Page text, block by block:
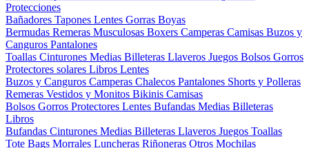
Protecciones
Bañadores Tapones Lentes Gorras Boyas
Bermudas Remeras Musculosas Boxers Camperas Camisas Buzos y
Canguros Pantalones
Toallas Cinturones Medias Billeteras Llaveros Juegos Bolsos Gorros
Protectores solares Libros Lentes
Buzos y Canguros Camperas Chalecos Pantalones Shorts y Polleras
Remeras Vestidos y Monitos Bikinis Camisas
Bolsos Gorros Protectores Lentes Bufandas Medias Billeteras
Libros
Bufandas Cinturones Medias Billeteras Llaveros Juegos Toallas
Tote Bags Morrales Luncheras Riñoneras Otros Mochilas